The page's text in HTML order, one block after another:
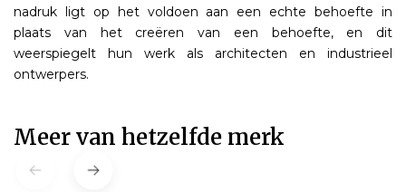
nadruk ligt op het voldoen aan een echte behoefte in
plaats van het creëren van een behoefte, en dit
weerspiegelt hun werk als architecten en industrieel
ontwerpers.
Meer van hetzelfde merk